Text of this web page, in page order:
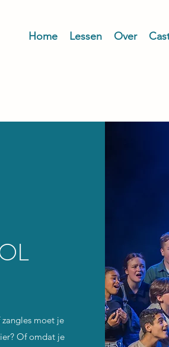
Home Lessen Over
zangles moet je
Of omdat je